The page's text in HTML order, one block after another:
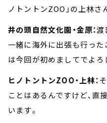
ノトントンZOO」の上林さ
井の頭自然文化園・金原：渡
一緒に海外に出張も行った
は今回が初めましてでよろ
ヒノトントンZOO・上林：
ことはあるんですけど、直
います。